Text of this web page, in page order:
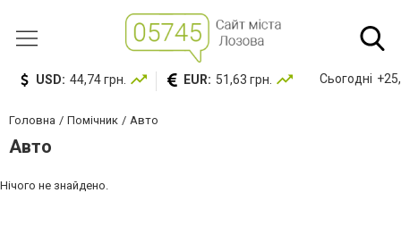
USD: 44,74 грн. EUR: 51,63 грн. Сьогодні
Головна Помічник Авто
Авто
Нічого не знайдено.